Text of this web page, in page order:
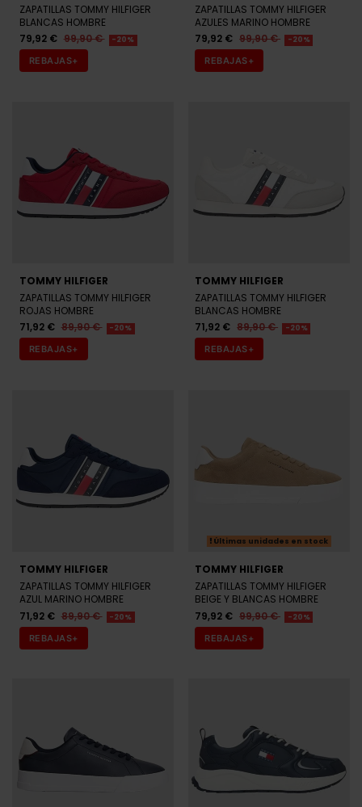
ZAPATILLAS TOMMY HILFIGER
BLANCAS HOMBRE
79,92 € 99,90 € -20%
REBAJAS+
ZAPATILLAS TOMMY HILFIGER
AZULES MARINO HOMBRE
79,92 € 99,90 € -20%
REBAJAS+
TOMMY HILFIGER
ZAPATILLAS TOMMY HILFIGER
ROJAS HOMBRE
71,92 € 89,90 € -20%
REBAJAS+
TOMMY HILFIGER
ZAPATILLAS TOMMY HILFIGER
BLANCAS HOMBRE
71,92 € 89,90 € -20%
REBAJAS+
TOMMY HILFIGER
ZAPATILLAS TOMMY HILFIGER
AZUL MARINO HOMBRE
71,92 € 89,90 € -20%
REBAJAS+
Últimas unidades en stock
TOMMY HILFIGER
ZAPATILLAS TOMMY HILFIGER
BEIGE Y BLANCAS HOMBRE
79,92 € 99,90 € -20%
REBAJAS+